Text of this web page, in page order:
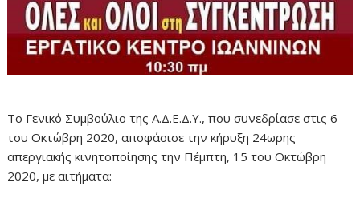
Το Γενικό Συμβούλιο της Α.Δ.Ε.Δ.Υ., που συνεδρίασε στις 6
του Οκτώβρη 2020, αποφάσισε την κήρυξη 24ωρης
απεργιακής κινητοποίησης την Πέμπτη, 15 του Οκτώβρη
2020, με αιτήματα: